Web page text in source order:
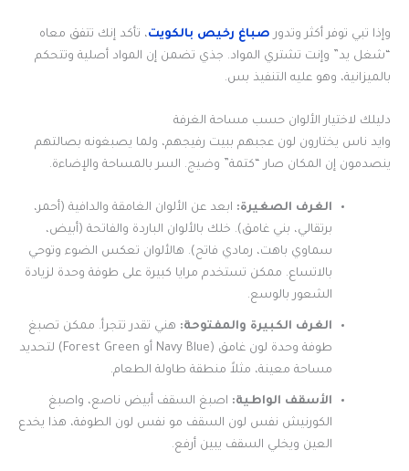
وإذا تبي توفر أكثر وتدور صباغ رخيص بالكويت، تأكد إنك تتفق معاه
“شغل يد” وإنت تشتري المواد. جذي تضمن إن المواد أصلية وتتحكم
بالميزانية، وهو عليه التنفيذ بس.
دليلك لاختيار الألوان حسب مساحة الغرفة
وايد ناس يختارون لون عجبهم ببيت رفيجهم، ولما يصبغونه بصالتهم
ينصدمون إن المكان صار “كتمة” وضيج. السر بالمساحة والإضاءة.
الغرف الصغيرة: ابعد عن الألوان الغامقة والدافية (أحمر،
برتقالي، بني غامق). خلك بالألوان الباردة والفاتحة (أبيض،
سماوي باهت، رمادي فاتح). هالألوان تعكس الضوء وتوحي
بالاتساع. ممكن تستخدم مرايا كبيرة على طوفة وحدة لزيادة
الشعور بالوسع.
الغرف الكبيرة والمفتوحة: هني تقدر تتجرأ. ممكن تصبغ
طوفة وحدة لون غامق (Navy Blue أو Forest Green) لتحديد
مساحة معينة، مثلاً منطقة طاولة الطعام.
الأسقف الواطية: اصبغ السقف أبيض ناصع، واصبغ
الكورنيش نفس لون السقف مو نفس لون الطوفة، هذا يخدع
العين ويخلي السقف يبين أرفع.